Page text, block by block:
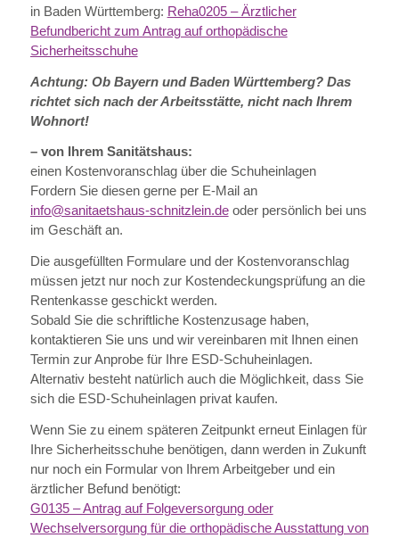
in Baden Württemberg: Reha0205 – Ärztlicher
Befundbericht zum Antrag auf orthopädische
Sicherheitsschuhe
Achtung: Ob Bayern und Baden Württemberg? Das
richtet sich nach der Arbeitsstätte, nicht nach Ihrem
Wohnort!
– von Ihrem Sanitätshaus:
einen Kostenvoranschlag über die Schuheinlagen
Fordern Sie diesen gerne per E-Mail an
info@sanitaetshaus-schnitzlein.deoder persönlich bei uns
im Geschäft an.
Die ausgefüllten Formulare und der Kostenvoranschlag
müssen jetzt nur noch zur Kostendeckungsprüfung an die
Rentenkasse geschickt werden.
Sobald Sie die schriftliche Kostenzusage haben,
kontaktieren Sie uns und wir vereinbaren mit Ihnen einen
Termin zur Anprobe für Ihre ESD-Schuheinlagen.
Alternativ besteht natürlich auch die Möglichkeit, dass Sie
sich die ESD-Schuheinlagen privat kaufen.
Wenn Sie zu einem späteren Zeitpunkt erneut Einlagen für
Ihre Sicherheitsschuhe benötigen, dann werden in Zukunft
nur noch ein Formular von Ihrem Arbeitgeber und ein
ärztlicher Befund benötigt:
G0135 – Antrag auf Folgeversorgung oder
Wechselversorgung für die orthopädische Ausstattung von